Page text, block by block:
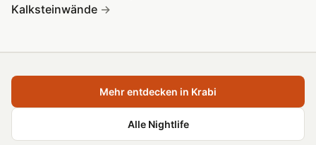
Kalksteinwände
Mehr entdecken in Krabi
Alle Nightlife